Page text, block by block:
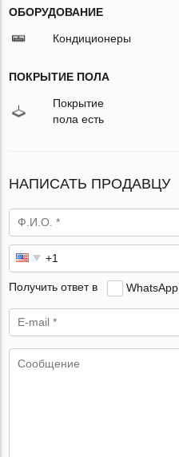
ОБОРУДОВАНИЕ
Кондиционеры
ПОКРЫТИЕ ПОЛА
Покрытие
пола есть
НАПИСАТЬ ПРОДАВЦУ
Получить ответ в WhatsApp